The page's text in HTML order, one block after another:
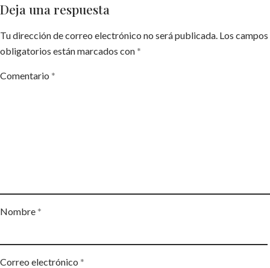
Deja una respuesta
Tu dirección de correo electrónico no será publicada. Los campos
obligatorios están marcados con *
Comentario *
Nombre *
Correo electrónico *